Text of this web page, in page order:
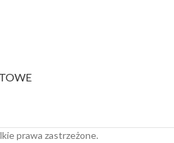
prawa zastrzeżone.